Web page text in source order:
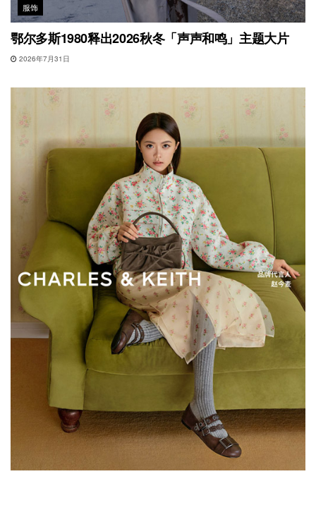
服饰
鄂尔多斯1980释出2026秋冬「声声和鸣」主题大片
2026年7月31日